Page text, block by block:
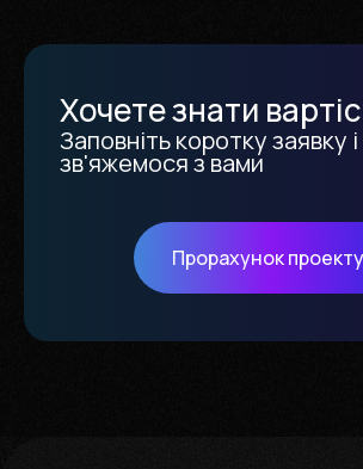
Xочете знати
Заповніть коротку заявку
зв'яжемося з вами
Прорахунок проекту